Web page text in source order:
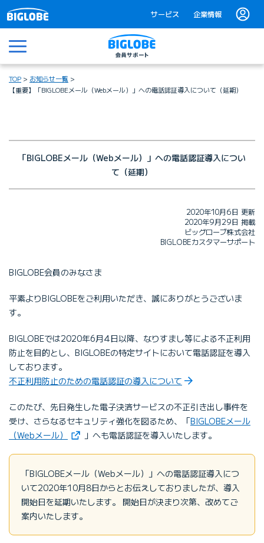
サービス 企業情報
メニュー
TOP
お知らせ一覧
【重要】「BIGLOBEメール（Webメール）」への電話認証導入について（延期）
「BIGLOBEメール（Webメール）」への電話認証導入につい
て（延期）
2020年10月6日 更新
2020年9月29日 掲載
ビッグローブ株式会社
BIGLOBEカスタマーサポート
BIGLOBE会員のみなさま
平素よりBIGLOBEをご利用いただき、誠にありがとうございま
す。
BIGLOBEでは2020年6月4日以降、なりすまし等による不正利用
防止を目的とし、BIGLOBEの特定サイトにおいて電話認証を導入
しております。
不正利用防止のための電話認証の導入について
このたび、先日発生した電子決済サービスの不正引き出し事件を
受け、さらなるセキュリティ強化を図るため、「BIGLOBEメール
（Webメール）
（新しいタブで開きます）
」へも電話認証を導入いたします。
「BIGLOBEメール（Webメール）」への電話認証導入につ
いて2020年10月8日からとお伝えしておりましたが、導入
開始日を延期いたします。 開始日が決まり次第、改めてご
案内いたします。